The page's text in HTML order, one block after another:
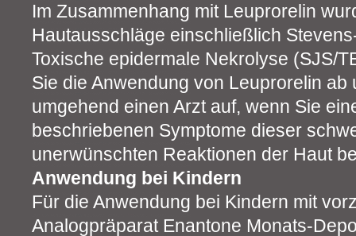
Im Zusammenhang mit Leuprorelin
Hautausschläge einschließlich
Toxische epidermale Nekrolyse (SJS/
Sie die Anwendung von Leuprorelin ab
umgehend einen Arzt auf, wenn Sie
beschriebenen Symptome dieser
unerwünschten Reaktionen der Haut
Anwendung bei Kindern
Für die Anwendung bei Kindern mit
Analogpräparat Enantone Monats-